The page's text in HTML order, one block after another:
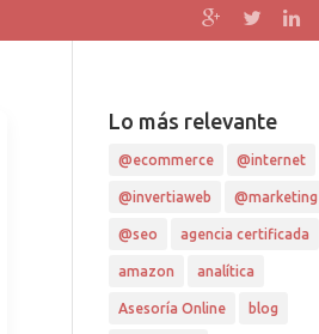
Google+Twitter
Lo más relevante
@ecommerce @internet
@invertiaweb @marketing
@seo agencia certificada
amazon analítica
Asesoría Online blog